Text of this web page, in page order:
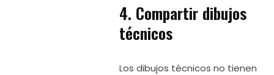
4. Compartir dibujos
técnicos
Los dibujos técnicos no tienen